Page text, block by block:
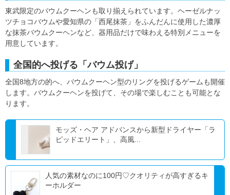
東武限定のバウムクーヘンも取り揃えられています。ヘーゼルナッ
ツチョコバウムや愛知県の「西尾抹茶」をふんだんに使用した濃厚
な抹茶バウムクーヘンなど、器用品だけで味わえる特別メニューを
用意しています。
全国的へ投げる「バウム投げ」
全国8地方の的へ、バウムクーヘン型のリングを投げるゲームも開催
します。バウムクーヘンを投げて、その場で楽しむことも可能とな
ります。
モッズ・ヘア アドバンスから新型ドライヤー「ラ
ピッドエリート」、高風...
人気の素材なのに100円♡クオリティが高すぎるキ
ーホルダー